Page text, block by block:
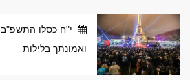
י"ח כסלו התשפ"ב, 12:24
ואמונתך בלילות